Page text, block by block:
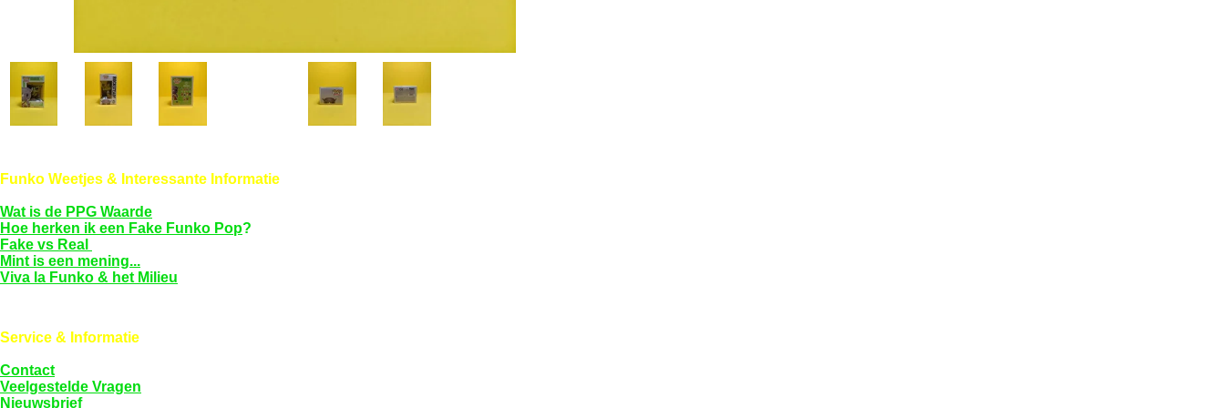
Funko Weetjes & Interessante Informatie
Wat is de PPG Waarde
Hoe herken ik een Fake Funko Pop?
Fake vs Real
Mint is een mening...
Viva la Funko & het Milieu
Service & Informatie
Contact
Veelgestelde Vragen
Nieuwsbrief